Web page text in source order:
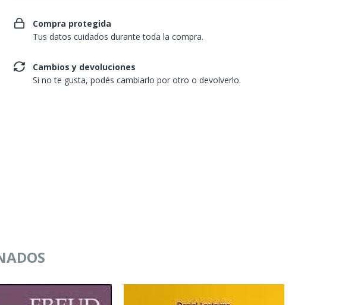
Compra protegida
Tus datos cuidados durante toda la compra.
Cambios y devoluciones
Si no te gusta, podés cambiarlo por otro o devolverlo.